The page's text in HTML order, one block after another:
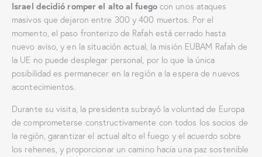
Israel decidió romper el alto al fuegocon unos ataques
masivos que dejaron entre 300 y 400 muertos. Por el
momento, el paso fronterizo de Rafah está cerrado hasta
nuevo aviso, y en la situación actual, la misión EUBAM Rafah de
la UE no puede desplegar personal, por lo que la única
posibilidad es permanecer en la región a la espera de nuevos
acontecimientos.
Durante su visita, la presidenta subrayó la voluntad de Europa
de comprometerse constructivamente con todos los socios de
la región, garantizar el actual alto el fuego y el acuerdo sobre
los rehenes, y proporcionar un camino hacia una paz sostenible